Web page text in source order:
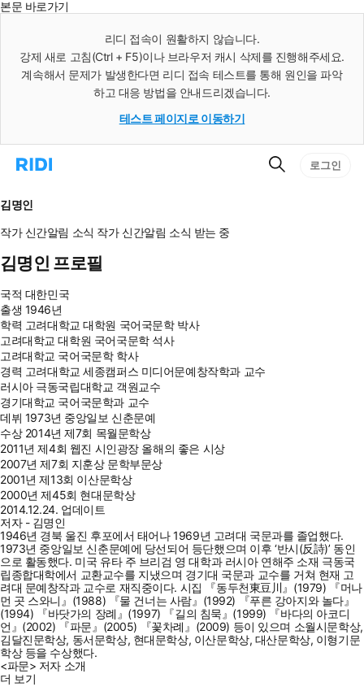
본문 바로가기
리디 접속이 원활하지 않습니다.
강제 새로 고침(Ctrl + F5)이나 브라우저 캐시 삭제를 진행해주세요.
계속해서 문제가 발생한다면 리디 접속 테스트를 통해 원인을 파악
하고 대응 방법을 안내드리겠습니다.
테스트 페이지로 이동하기
리
으
로
이
동
검
로그인
김명인
작가 신간알림 소식 작가 신간알림 소식 받는 중
김명인 프로필
국적 대한민국
출생 1946년
학력 고려대학교 대학원 국어국문학 박사
고려대학교 대학원 국어국문학 석사
고려대학교 국어국문학 학사
경력 고려대학교 세종캠퍼스 미디어문예창작학과 교수
러시아 극동국립대학교 객원교수
경기대학교 국어국문학과 교수
데뷔 1973년 중앙일보 신춘문예
수상 2014년 제7회 목월문학상
2011년 제4회 웹진 시인광장 올해의 좋은 시상
2007년 제7회 지훈상 문학부문상
2001년 제13회 이산문학상
2000년 제45회 현대문학상
2014.12.24. 업데이트
저자 - 김명인
1946년 경북 울진 후포에서 태어나 1969년 고려대 국문과를 졸업했다.
1973년 중앙일보 신춘문예에 당선되어 등단했으며 이후 ‘반시(反詩)’ 동인
으로 활동했다. 미국 유타 주 브리검 영 대학과 러시아 연해주 소재 극동국
립종합대학에서 교환교수를 지냈으며 경기대 국문과 교수를 거쳐 현재 고
려대 문예창작과 교수로 재직중이다. 시집 『동두천東豆川』(1979) 『머나
먼 곳 스와니』(1988) 『물 건너는 사람』(1992) 『푸른 강아지와 놀다』
(1994) 『바닷가의 장례』(1997) 『길의 침묵』(1999) 『바다의 아코디
언』(2002) 『파문』(2005) 『꽃차례』(2009) 등이 있으며 소월시문학상,
김달진문학상, 동서문학상, 현대문학상, 이산문학상, 대산문학상, 이형기문
학상 등을 수상했다.
<파문> 저자 소개
더 보기